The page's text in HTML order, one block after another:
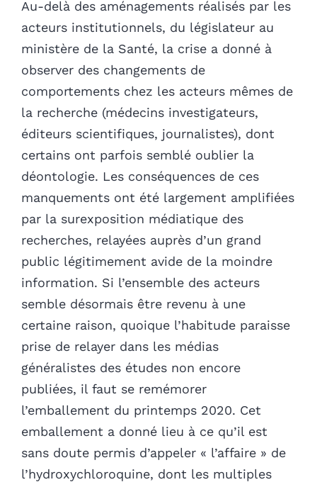
Au-delà des aménagements réalisés par les
acteurs institutionnels, du législateur au
ministère de la Santé, la crise a donné à
observer des changements de
comportements chez les acteurs mêmes de
la recherche (médecins investigateurs,
éditeurs scientifiques, journalistes), dont
certains ont parfois semblé oublier la
déontologie. Les conséquences de ces
manquements ont été largement amplifiées
par la surexposition médiatique des
recherches, relayées auprès d’un grand
public légitimement avide de la moindre
information. Si l’ensemble des acteurs
semble désormais être revenu à une
certaine raison, quoique l’habitude paraisse
prise de relayer dans les médias
généralistes des études non encore
publiées, il faut se remémorer
l’emballement du printemps 2020. Cet
emballement a donné lieu à ce qu’il est
sans doute permis d’appeler « l’affaire » de
l’hydroxychloroquine, dont les multiples